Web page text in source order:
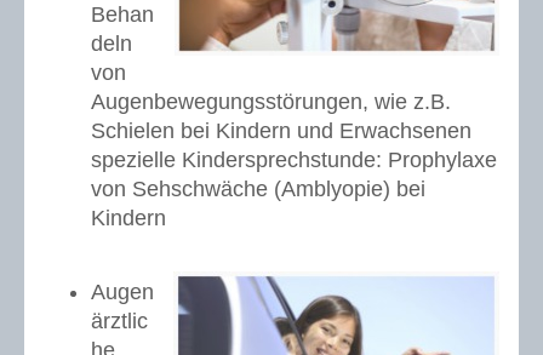
Behan
deln
von
Augenbewegungsstörungen, wie z.B.
Schielen bei Kindern und Erwachsenen
spezielle Kindersprechstunde: Prophylaxe
von Sehschwäche (Amblyopie) bei
Kindern
Augen
ärztlic
he